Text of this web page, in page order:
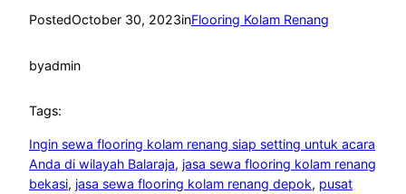
PostedOctober 30, 2023inFlooring Kolam Renang
byadmin
Tags:
Ingin sewa flooring kolam renang siap setting untuk acara
Anda di wilayah Balaraja, jasa sewa flooring kolam renang
bekasi, jasa sewa flooring kolam renang depok, pusat